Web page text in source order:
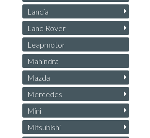
Lancia
Land Rover
Leapmotor
Mahindra
Mazda
Mercedes
Mini
Mitsubishi